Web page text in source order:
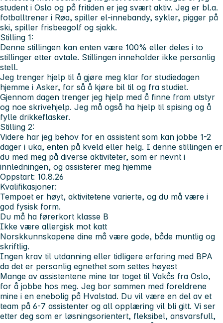
student i Oslo og på fritiden er jeg svært aktiv. Jeg er bl.a.
fotballtrener i Røa, spiller el-innebandy, sykler, pigger på
ski, spiller frisbeegolf og sjakk.
Stilling 1:
Denne stillingen kan enten være 100% eller deles i to
stillinger etter avtale. Stillingen inneholder ikke personlig
stell.
Jeg trenger hjelp til å gjøre meg klar for studiedagen
hjemme i Asker, for så å kjøre bil til og fra studiet.
Gjennom dagen trenger jeg hjelp med å finne fram utstyr
og noe skrivehjelp. Jeg må også ha hjelp til spising og å
fylle drikkeflasker.
Stilling 2:
Videre har jeg behov for en assistent som kan jobbe 1-2
dager i uka, enten på kveld eller helg. I denne stillingen er
du med meg på diverse aktiviteter, som er nevnt i
innledningen, og assisterer meg hjemme
Oppstart: 10.8.26
Kvalifikasjoner:
Tempoet er høyt, aktivitetene varierte, og du må være i
god fysisk form.
Du må ha førerkort klasse B
Ikke være allergisk mot katt
Norskkunnskapene dine må være gode, både muntlig og
skriftlig.
Ingen krav til utdanning eller tidligere erfaring med BPA
da det er personlig egnethet som settes høyest
Mange av assistentene mine tar toget til Vakås fra Oslo,
for å jobbe hos meg. Jeg bor sammen med foreldrene
mine i en enebolig på Hvalstad. Du vil være en del av et
team på 6-7 assistenter og all opplæring vil bli gitt. Vi ser
etter deg som er løsningsorientert, fleksibel, ansvarsfull,